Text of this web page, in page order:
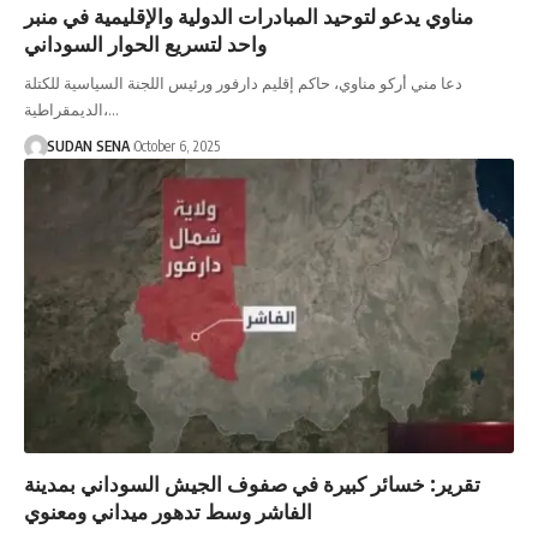
مناوي يدعو لتوحيد المبادرات الدولية والإقليمية في منبر
واحد لتسريع الحوار السوداني
دعا مني أركو مناوي، حاكم إقليم دارفور ورئيس اللجنة السياسية للكتلة
الديمقراطية،…
SUDAN SENA October 6, 2025
تقرير: خسائر كبيرة في صفوف الجيش السوداني بمدينة
الفاشر وسط تدهور ميداني ومعنوي